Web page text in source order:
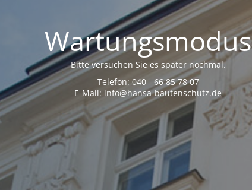
Wartungsmodus
Bitte versuchen Sie es später nochmal.
Telefon: 040 - 66 85 78 07
E-Mail: info@hansa-bautenschutz.de